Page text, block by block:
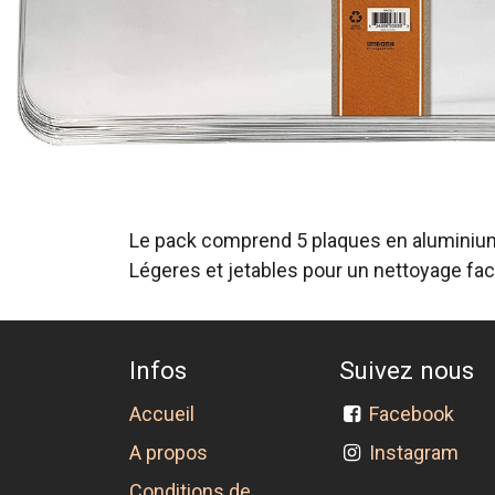
Le pack comprend 5 plaques en
Légeres et jetables pour un nettoyage
Infos
Accueil
A propos
Suivez nous
Facebook
Instagram